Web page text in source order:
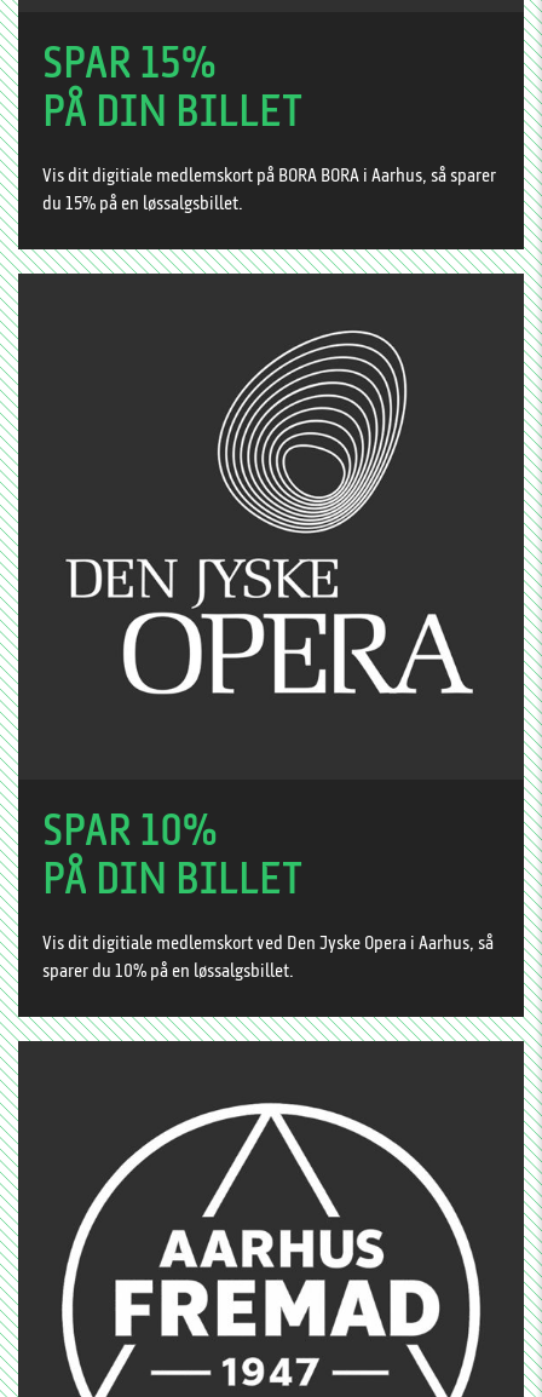
SPAR 15%
PÅ DIN BILLET
Vis dit digitiale medlemskort på BORA BORA i Aarhus, så sparer
du 15% på en løssalgsbillet.
SPAR 10%
PÅ DIN BILLET
Vis dit digitiale medlemskort ved Den Jyske Opera i Aarhus, så
sparer du 10% på en løssalgsbillet.